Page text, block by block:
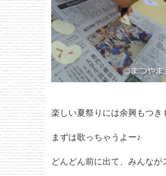
楽しい夏祭りには余興もつき
まずは歌っちゃうよー♪
どんどん前に出て、みんなが